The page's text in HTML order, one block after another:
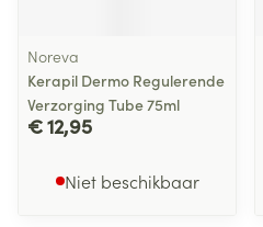
Noreva
Kerapil Dermo Regulerende
Verzorging Tube 75ml
€ 12,95
Niet beschikbaar